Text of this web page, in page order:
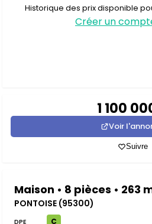
Historique des prix disponible
Créer un
1 100
Voir
Suivre
Maison • 8 pièces • 263
PONTOISE (95300)
DPE C